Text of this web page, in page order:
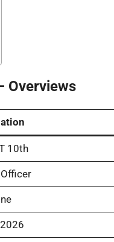
Overviews
10th